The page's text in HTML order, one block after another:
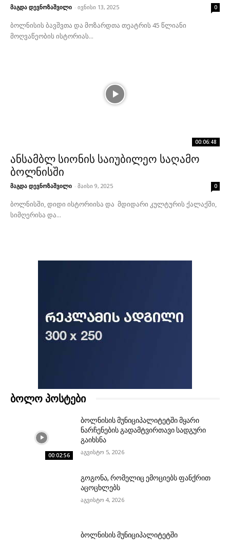
მაგდა დევნოზაშვილი - ივნისი 13, 2025 0
ბოლნისის ბავშვთა და მოზარდთა თეატრის 45 წლიანი
მოღვაწეობის ისტორიას...
00:06:48
ანსამბლ სიონის საიუბილეო საღამო
ბოლნისში
მაგდა დევნოზაშვილი - მაისი 9, 2025 0
ბოლნისში, დიდი ისტორიისა და მდიდარი კულტურის ქალაქში,
სიმღერისა და...
ბოლო პოსტები
00:02:56
ბოლნისის მუნიციპალიტეტში მყარი
ნარჩენების გადამტვირთავი სადგური
გაიხსნა
აგვისტო 5, 2026
გოგონა, რომელიც ემოციებს ფანქრით
აცოცხლებს
აგვისტო 4, 2026
ბოლნისის მუნიციპალიტეტში